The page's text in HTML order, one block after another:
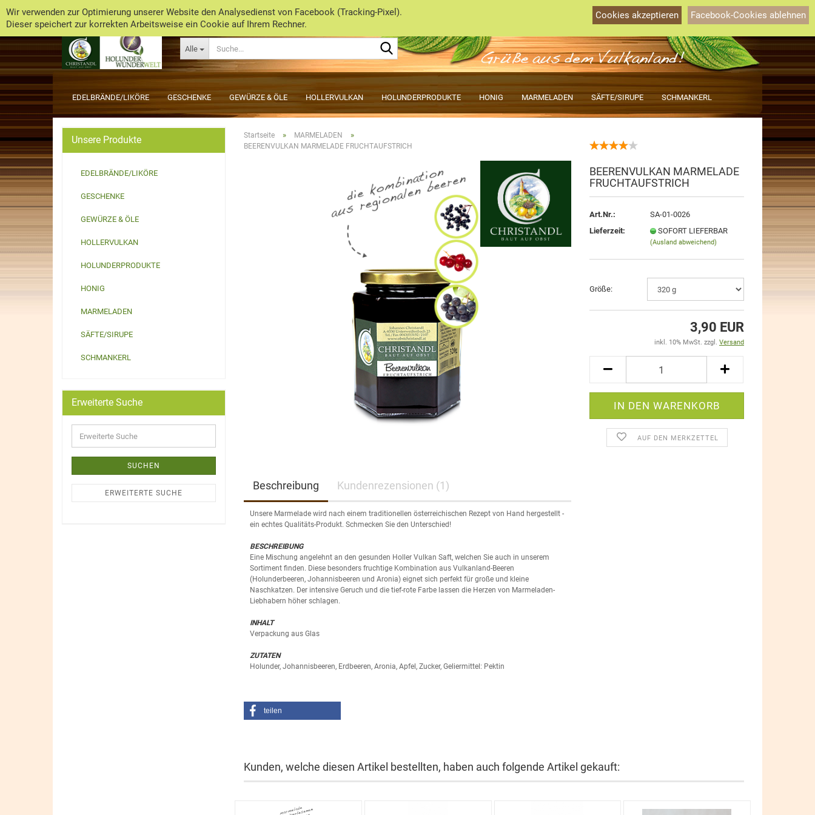
Facebook-Cookies ablehnen
Cookies akzeptieren
Wir verwenden zur Optimierung unserer Website den Analysedienst von Facebook (Tracking-Pixel).
Dieser speichert zur korrekten Arbeitsweise ein Cookie auf Ihrem Rechner.
Österreich Kundenlogin
Passwort vergessen?
Merkzettel
Alle
Ihr Warenkorb
EDELBRÄNDE/LIKÖRE GESCHENKE GEWÜRZE & ÖLE HOLLERVULKAN HOLUNDERPRODUKTE HONIG MARMELADEN SÄFTE/SIRUPE SCHMANKERL
Startseite » MARMELADEN »
BEERENVULKAN MARMELADE FRUCHTAUFSTRICH
BEERENVULKAN MARMELADE
FRUCHTAUFSTRICH
Art.Nr.:
SA-01-0026
Lieferzeit:
SOFORT LIEFERBAR
(Ausland abweichend)
Größe:
3,90 EUR
inkl. 10% MwSt. zzgl. Versand
AUF DEN MERKZETTEL
Beschreibung Kundenrezensionen (1)
Unsere Marmelade wird nach einem traditionellen österreichischen Rezept von Hand hergestellt -
ein echtes Qualitäts-Produkt. Schmecken Sie den Unterschied!
BESCHREIBUNG
Eine Mischung angelehnt an den gesunden Holler Vulkan Saft, welchen Sie auch in unserem
Sortiment finden. Diese besonders fruchtige Kombination aus Vulkanland-Beeren
(Holunderbeeren, Johannisbeeren und Aronia) eignet sich perfekt für große und kleine
Naschkatzen. Der intensive Geruch und die tief-rote Farbe lassen die Herzen von Marmeladen-
Liebhabern höher schlagen.
INHALT
Verpackung aus Glas
ZUTATEN
Holunder, Johannisbeeren, Erdbeeren, Aronia, Apfel, Zucker, Geliermittel: Pektin
teilen
Kunden, welche diesen Artikel bestellten, haben auch folgende Artikel gekauft:
Unsere Produkte
EDELBRÄNDE/LIKÖRE
GESCHENKE
GEWÜRZE & ÖLE
HOLLERVULKAN
HOLUNDERPRODUKTE
HONIG
MARMELADEN
SÄFTE/SIRUPE
SCHMANKERL
Erweiterte Suche
SUCHEN
ERWEITERTE SUCHE